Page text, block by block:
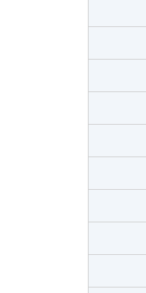
下新町
下林町
下原田町
下原田町
土手町
西間上町
西間上町
東間下町